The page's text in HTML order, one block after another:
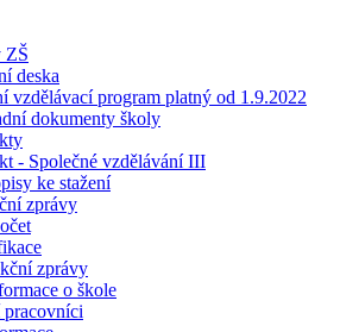
ZŠ
deska
vzdělávací program platný od 1.9.2022
dokumenty školy
- Společné vzdělávání III
ke stažení
zprávy
zprávy
o škole
pracovníci